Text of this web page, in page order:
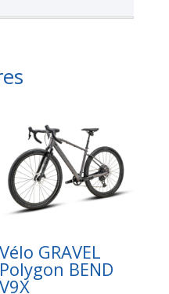
Vélo GRAVEL
Polygon BEND
V9X